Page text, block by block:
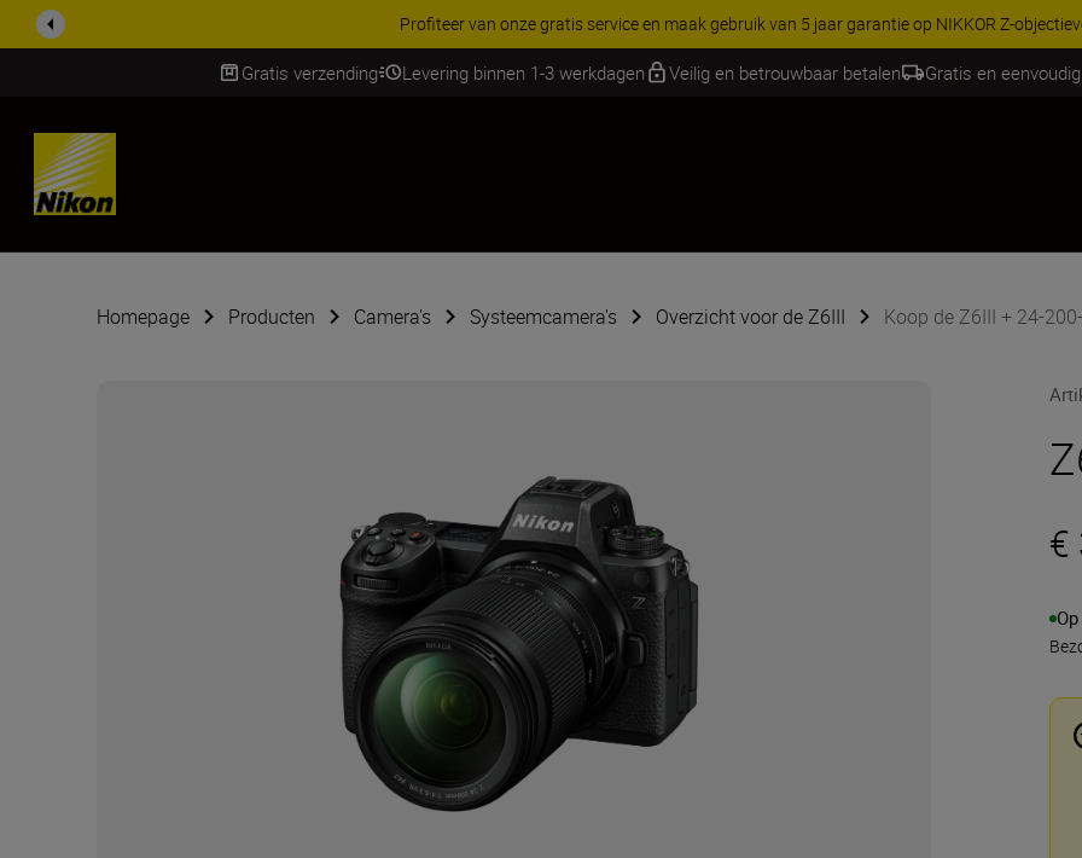
KORTING OP ACCESSOIRES | Bespaar 15% op geselecteerde accessoires, maak je kit
Gratis verzending Levering binnen 1-3 werkdagen Veilig en betrouwbaar betalen Gratis en
Skip
Homepage Producten Camera's Systeemcamera's Overzicht voor de Z6III Koop de Z6III + 24-
€